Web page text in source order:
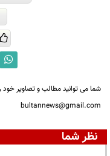
شما می توانید مطالب و تصاویر خود
bultannews@gmail.com
نظر شما